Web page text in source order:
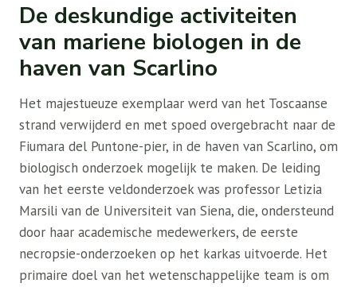
De deskundige activiteiten
van mariene biologen in de
haven van Scarlino
Het majestueuze exemplaar werd van het Toscaanse
strand verwijderd en met spoed overgebracht naar de
Fiumara del Puntone-pier, in de haven van Scarlino, om
biologisch onderzoek mogelijk te maken. De leiding
van het eerste veldonderzoek was professor Letizia
Marsili van de Universiteit van Siena, die, ondersteund
door haar academische medewerkers, de eerste
necropsie-onderzoeken op het karkas uitvoerde. Het
primaire doel van het wetenschappelijke team is om